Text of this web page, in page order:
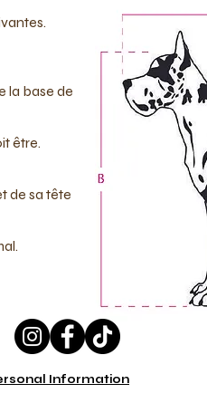
la base de
être.
de sa tête
Information